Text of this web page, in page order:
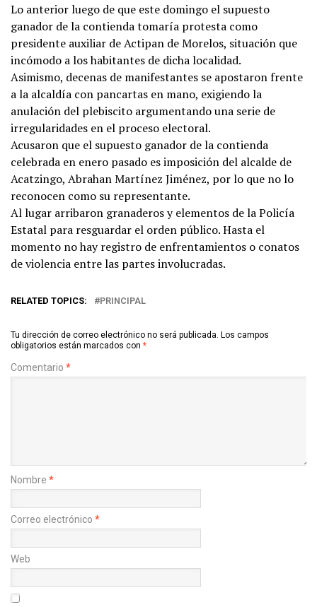
Lo anterior luego de que este domingo el supuesto
ganador de la contienda tomaría protesta como
presidente auxiliar de Actipan de Morelos, situación que
incómodo a los habitantes de dicha localidad.
Asimismo, decenas de manifestantes se apostaron frente
a la alcaldía con pancartas en mano, exigiendo la
anulación del plebiscito argumentando una serie de
irregularidades en el proceso electoral.
Acusaron que el supuesto ganador de la contienda
celebrada en enero pasado es imposición del alcalde de
Acatzingo, Abrahan Martínez Jiménez, por lo que no lo
reconocen como su representante.
Al lugar arribaron granaderos y elementos de la Policía
Estatal para resguardar el orden público. Hasta el
momento no hay registro de enfrentamientos o conatos
de violencia entre las partes involucradas.
RELATED TOPICS: PRINCIPAL
Tu dirección de correo electrónico no será publicada. Los campos
obligatorios están marcados con *
Comentario *
Nombre *
Correo electrónico *
Web